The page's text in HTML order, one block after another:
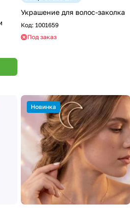
Украшение для волос-заколка
Код: 1001659
Под заказ
Новинка